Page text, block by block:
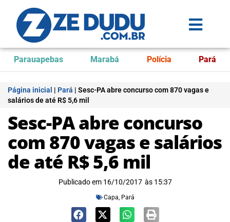
Parauapebas Marabá Polícia Pará
Página inicial | Pará | Sesc-PA abre concurso com 870 vagas e
salários de até R$ 5,6 mil
Sesc-PA abre concurso
com 870 vagas e salários
de até R$ 5,6 mil
Publicado em 16/10/2017 às 15:37
Capa, Pará